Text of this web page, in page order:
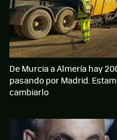
De Murcia a Almería hay
pasando por Madrid.
cambiarlo